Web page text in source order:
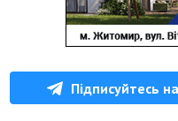
Підписуйтесь